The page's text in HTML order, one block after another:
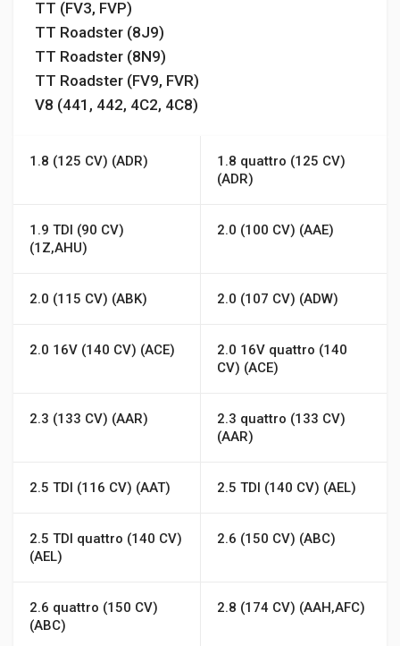
TT (FV3, FVP)
TT Roadster (8J9)
TT Roadster (8N9)
TT Roadster (FV9, FVR)
V8 (441, 442, 4C2, 4C8)
1.8 (125 CV) (ADR)
1.8 quattro (125 CV)
(ADR)
1.9 TDI (90 CV)
(1Z,AHU)
2.0 (100 CV) (AAE)
2.0 (115 CV) (ABK) 2.0 (107 CV) (ADW)
2.0 16V (140 CV) (ACE)
2.0 16V quattro (140
CV) (ACE)
2.3 (133 CV) (AAR)
2.3 quattro (133 CV)
(AAR)
2.5 TDI (116 CV) (AAT) 2.5 TDI (140 CV) (AEL)
2.5 TDI quattro (140 CV)
(AEL)
2.6 (150 CV) (ABC)
2.6 quattro (150 CV)
(ABC)
2.8 (174 CV) (AAH,AFC)